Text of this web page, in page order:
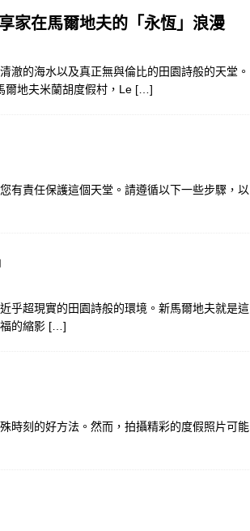
家在馬爾地夫的「永恆」浪漫
澈的海水以及真正無與倫比的田園詩般的天堂。
爾地夫米蘭胡度假村，Le […]
有責任保護這個天堂。請遵循以下一些步驟，以
乎超現實的田園詩般的環境。新馬爾地夫就是這
的縮影 […]
時刻的好方法。然而，拍攝精彩的度假照片可能